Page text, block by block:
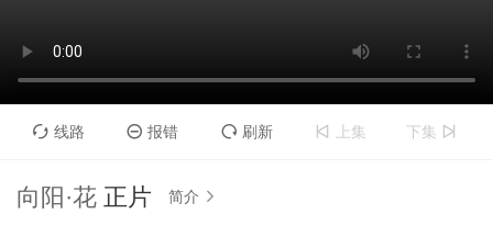
 线路  报错  刷新  上集 下集 
向阳·花 正片 简介 